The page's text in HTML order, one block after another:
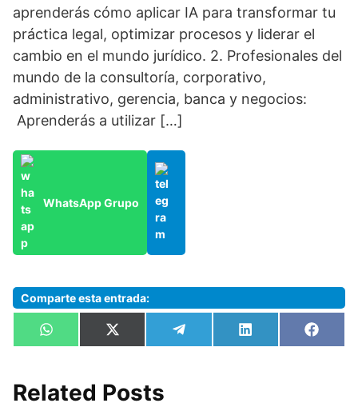
aprenderás cómo aplicar IA para transformar tu
práctica legal, optimizar procesos y liderar el
cambio en el mundo jurídico. 2. Profesionales del
mundo de la consultoría, corporativo,
administrativo, gerencia, banca y negocios:
Aprenderás a utilizar […]
WhatsApp Grupo
Comparte esta entrada:
Compartir
en
W
h
s
A
Compartir
en
X
(
i
t
Compartir
en
e
Compartir
en
L
i
en
F
a
Related Posts